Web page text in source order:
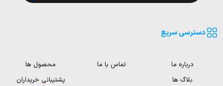
دسترسی سریع
درباره ما تماس با ما
محصول ها
بلاگ ها
پشتیبانی خریداران